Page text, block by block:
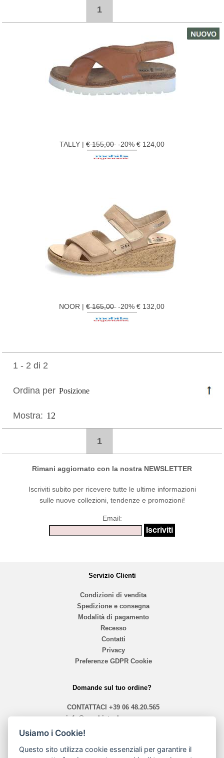
1
TALLY | € 155,00-20% € 124,00
NOOR |€ 165,00-20% € 132,00
1 - 2 di 2
Ordina per
Mostra:
1
Rimani aggiornato con la nostra NEWSLETTER
Iscriviti subito per ricevere tutte le ultime informazioni
sulle nuove collezioni, tendenze e promozioni!
Email:
Servizio Clienti
Condizioni di vendita
Spedizione e consegna
Modalità di pagamento
Recesso
Contatti
Privacy
Preferenze GDPR Cookie
Domande sul tuo ordine?
CONTATTACI +39 06 48.20.565
info@mephistoshoproma.com
Usiamo i Cookie!
Questo sito utilizza cookie essenziali per garantire il